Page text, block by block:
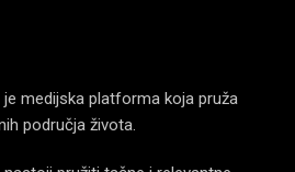
medijska platforma koja pruža
područja života.